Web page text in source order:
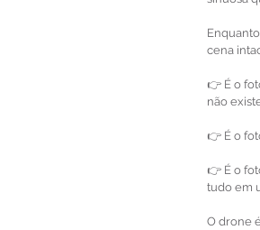
cena
👉 É o
não
👉 É o
👉 É o
tudo em
O drone